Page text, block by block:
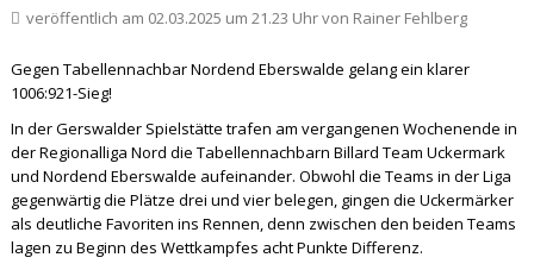
veröffentlich am 02.03.2025 um 21.23 Uhr von Rainer Fehlberg
Gegen Tabellennachbar Nordend Eberswalde gelang ein klarer
1006:921-Sieg!
In der Gerswalder Spielstätte trafen am vergangenen Wochenende in
der Regionalliga Nord die Tabellennachbarn Billard Team Uckermark
und Nordend Eberswalde aufeinander. Obwohl die Teams in der Liga
gegenwärtig die Plätze drei und vier belegen, gingen die Uckermärker
als deutliche Favoriten ins Rennen, denn zwischen den beiden Teams
lagen zu Beginn des Wettkampfes acht Punkte Differenz.